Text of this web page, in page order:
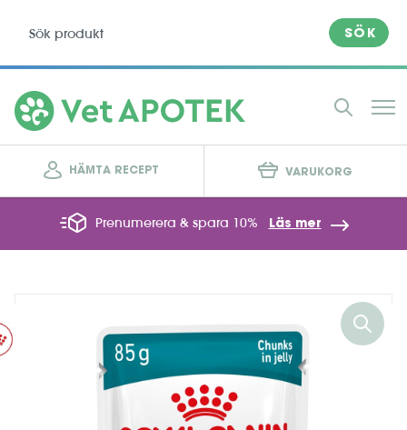
SÖK
HÄMTA RECEPT VARUKORG
Prenumerera & spara 10% Läs mer